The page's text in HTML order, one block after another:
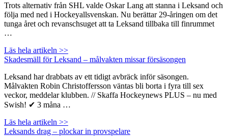
Trots alternativ från SHL valde Oskar Lang att stanna i Leksand och
följa med ned i Hockeyallsvenskan. Nu berättar 29-åringen om det
tunga året och revanschsuget att ta Leksand tillbaka till finrummet
…
Läs hela artikeln >>
Skadesmäll för Leksand – målvakten missar försäsongen
Leksand har drabbats av ett tidigt avbräck inför säsongen.
Målvakten Robin Christoffersson väntas bli borta i fyra till sex
veckor, meddelar klubben. // Skaffa Hockeynews PLUS – nu med
Swish! ✔ 3 måna …
Läs hela artikeln >>
Leksands drag – plockar in provspelare